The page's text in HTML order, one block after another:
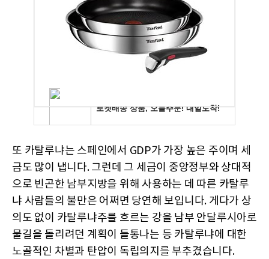
또 카탈루냐는 스페인에서 GDP가 가장 높은 주이며 세
금도 많이 냅니다. 그런데 그 세금이 중앙정부와 상대적
으로 빈곤한 남부지방을 위해 사용하는 데 따른 카탈루
냐 사람들의 불만은 어쩌면 당연해 보입니다. 게다가 상
의도 없이 카탈루냐주를 흐르는 강을 남부 안달루시아로
물길을 돌리려던 계획이 들통나는 등 카탈루냐에 대한
노골적인 차별과 탄압이 독립의지를 부추겼습니다.